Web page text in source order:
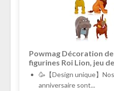
Powmag Décoration
figurines Roi Lion, jeu
🥳【Design unique】
anniversaire sont...